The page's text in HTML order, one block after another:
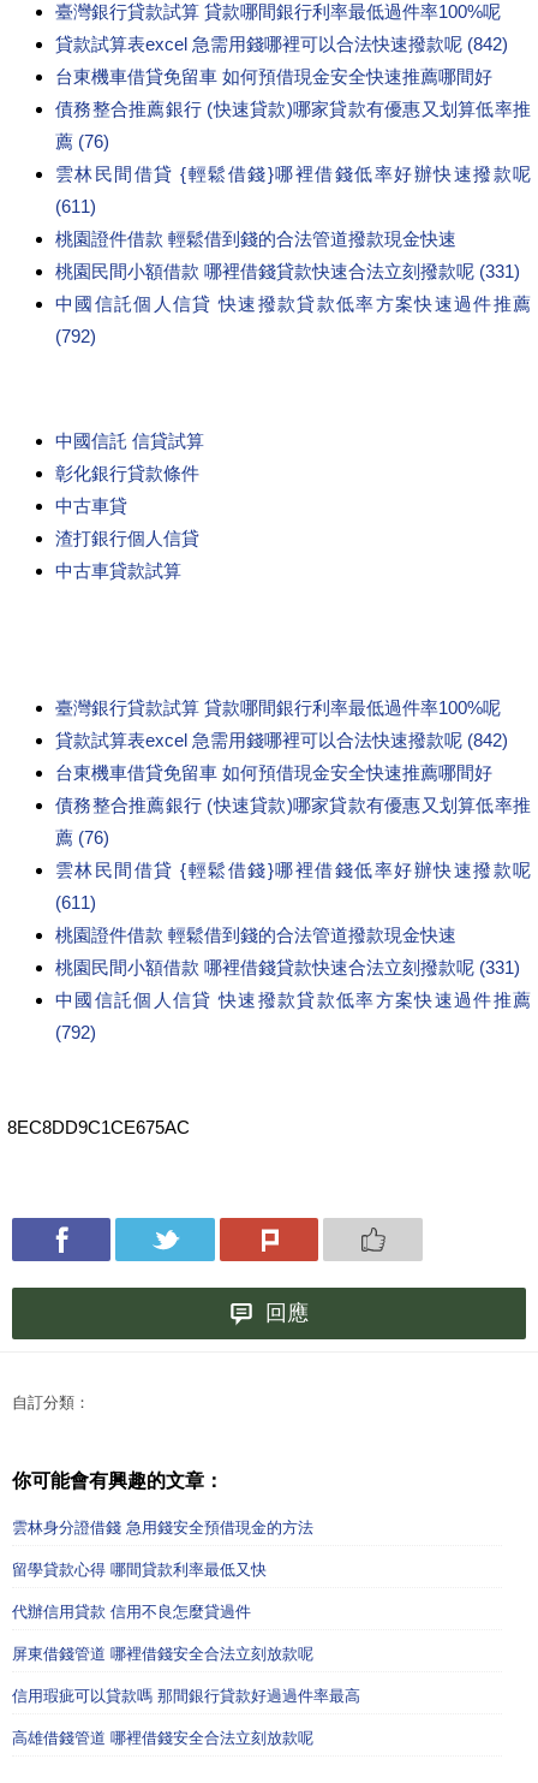
臺灣銀行貸款試算 貸款哪間銀行利率最低過件率100%呢
貸款試算表excel 急需用錢哪裡可以合法快速撥款呢 (842)
台東機車借貸免留車 如何預借現金安全快速推薦哪間好
債務整合推薦銀行 (快速貸款)哪家貸款有優惠又划算低率推
薦 (76)
雲林民間借貸 {輕鬆借錢}哪裡借錢低率好辦快速撥款呢
(611)
桃園證件借款 輕鬆借到錢的合法管道撥款現金快速
桃園民間小額借款 哪裡借錢貸款快速合法立刻撥款呢 (331)
中國信託個人信貸 快速撥款貸款低率方案快速過件推薦
(792)
中國信託 信貸試算
彰化銀行貸款條件
中古車貸
渣打銀行個人信貸
中古車貸款試算
臺灣銀行貸款試算 貸款哪間銀行利率最低過件率100%呢
貸款試算表excel 急需用錢哪裡可以合法快速撥款呢 (842)
台東機車借貸免留車 如何預借現金安全快速推薦哪間好
債務整合推薦銀行 (快速貸款)哪家貸款有優惠又划算低率推
薦 (76)
雲林民間借貸 {輕鬆借錢}哪裡借錢低率好辦快速撥款呢
(611)
桃園證件借款 輕鬆借到錢的合法管道撥款現金快速
桃園民間小額借款 哪裡借錢貸款快速合法立刻撥款呢 (331)
中國信託個人信貸 快速撥款貸款低率方案快速過件推薦
(792)
8EC8DD9C1CE675AC
回應
自訂分類：
你可能會有興趣的文章：
雲林身分證借錢 急用錢安全預借現金的方法
留學貸款心得 哪間貸款利率最低又快
代辦信用貸款 信用不良怎麼貸過件
屏東借錢管道 哪裡借錢安全合法立刻放款呢
信用瑕疵可以貸款嗎 那間銀行貸款好過過件率最高
高雄借錢管道 哪裡借錢安全合法立刻放款呢